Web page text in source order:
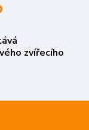
zvířecího